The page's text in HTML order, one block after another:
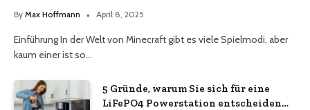
By Max Hoffmann April 8, 2025
Einführung In der Welt von Minecraft gibt es viele Spielmodi, aber
kaum einer ist so…
5 Gründe, warum Sie sich für eine
LiFePO4 Powerstation entscheiden